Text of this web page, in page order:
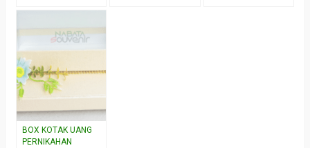
BOX KOTAK UANG
PERNIKAHAN